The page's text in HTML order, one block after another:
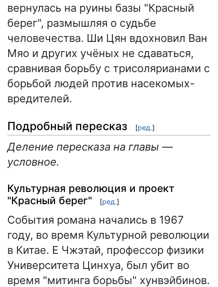
вернулась на руины базы "Красный
берег", размышляя о судьбе
человечества. Ши Цян вдохновил Ван
Мяо и других учёных не сдаваться,
сравнивая борьбу с трисолярианами с
борьбой людей против насекомых-
вредителей.
Подробный пересказ [ред.]
Деление пересказа на главы —
условное.
Культурная революция и проект
"Красный берег"
[ред.]
События романа начались в 1967
году, во время Культурной революции
в Китае. Е Чжэтай, профессор физики
Университета Цинхуа, был убит во
время "митинга борьбы" хунвэйбинов.